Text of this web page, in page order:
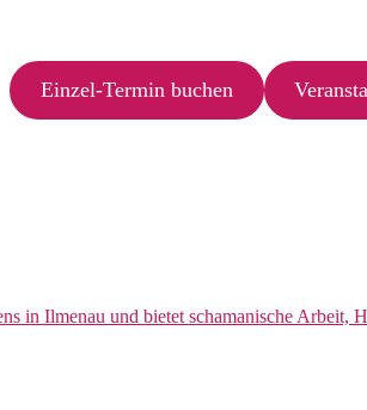
Einzel-Termin buchen
in Ilmenau und bietet schamanische